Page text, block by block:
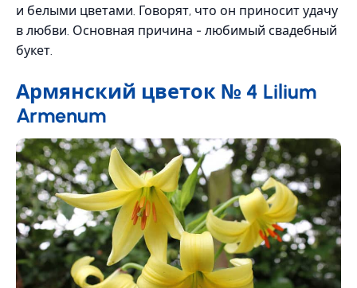
и белыми цветами. Говорят, что он приносит удачу
в любви. Основная причина - любимый свадебный
букет.
Армянский цветок № 4 Lilium
Armenum